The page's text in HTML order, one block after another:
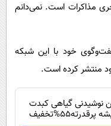
مذاکرات است. نمی‌دانم
خود با این شبکه
منتشر کرده است.
نوشیدنی گیاهی کبدت